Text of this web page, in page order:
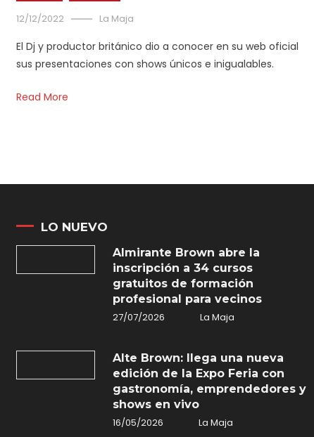
12/12/2022
La Maja
El Dj y productor británico dio a conocer en su web oficial
sus presentaciones con shows únicos e inigualables.
Read More
LO NUEVO
Almirante Brown abre la
inscripción a 34 cursos
gratuitos de formación
profesional para vecinos
27/07/2026
La Maja
Alte Brown: llega una nueva
edición de la Expo Feria con
gastronomía, emprendedores y
shows en vivo
16/05/2026
La Maja